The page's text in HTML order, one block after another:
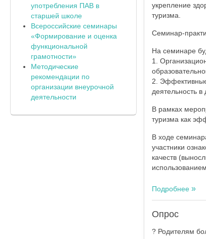
укрепление
туризма.
Семинар-
На семинаре
1.
2. Эффективные
деятельность
В рамках
туризма как
В ходе
участники
качеств
Подробнее
Опрос
? Родителям
употребления ПАВ в
старшей школе
Всероссийские семинары
«Формирование и оценка
функциональной
грамотности»
Методические
рекомендации по
организации внеурочной
деятельности